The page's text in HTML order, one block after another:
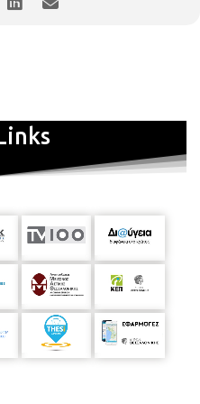
Κρεμαστή»
«Ξαστεριά Θέρμης»
Παρασκευή – Ζωοδόχος Πηγή»
Σύλλογος «Διόνυσος
«Ο Αριστοτέλης»
«Ο Όλυμπος»